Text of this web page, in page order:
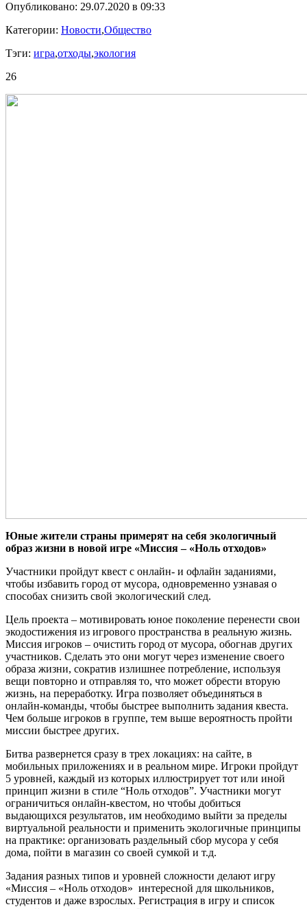
Опубликовано: 29.07.2020 в 09:33
Категории: Новости,Общество
Тэги: игра,отходы,экология
26
Юные жители страны примерят на себя экологичный
образ жизни в новой игре «Миссия – «Ноль отходов»
Участники пройдут квест с онлайн- и офлайн заданиями,
чтобы избавить город от мусора, одновременно узнавая о
способах снизить свой экологический след.
Цель проекта – мотивировать юное поколение перенести свои
экодостижения из игрового пространства в реальную жизнь.
Миссия игроков – очистить город от мусора, обогнав других
участников. Сделать это они могут через изменение своего
образа жизни, сократив излишнее потребление, используя
вещи повторно и отправляя то, что может обрести вторую
жизнь, на переработку. Игра позволяет объединяться в
онлайн-команды, чтобы быстрее выполнить задания квеста.
Чем больше игроков в группе, тем выше вероятность пройти
миссии быстрее других.
Битва развернется сразу в трех локациях: на сайте, в
мобильных приложениях и в реальном мире. Игроки пройдут
5 уровней, каждый из которых иллюстрирует тот или иной
принцип жизни в стиле “Ноль отходов”. Участники могут
ограничиться онлайн-квестом, но чтобы добиться
выдающихся результатов, им необходимо выйти за пределы
виртуальной реальности и применить экологичные принципы
на практике: организовать раздельный сбор мусора у себя
дома, пойти в магазин со своей сумкой и т.д.
Задания разных типов и уровней сложности делают игру
«Миссия – «Ноль отходов» интересной для школьников,
студентов и даже взрослых. Регистрация в игру и список